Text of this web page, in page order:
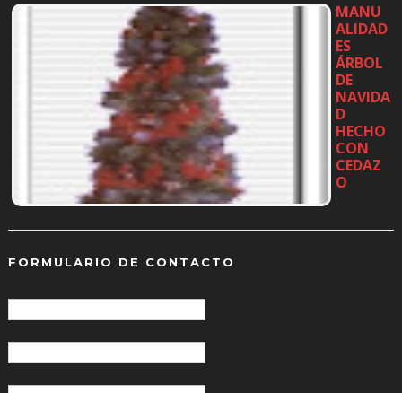
MANU
ALIDAD
ES
ÁRBOL
DE
NAVIDA
D
HECHO
CON
CEDAZ
O
FORMULARIO DE CONTACTO